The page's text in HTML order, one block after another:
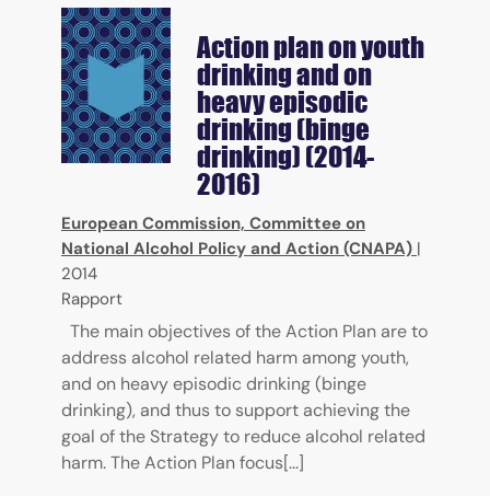
Action plan on youth
drinking and on
heavy episodic
drinking (binge
drinking) (2014-
2016)
European Commission, Committee on
National Alcohol Policy and Action (CNAPA) |
2014
Rapport
The main objectives of the Action Plan are to
address alcohol related harm among youth,
and on heavy episodic drinking (binge
drinking), and thus to support achieving the
goal of the Strategy to reduce alcohol related
harm. The Action Plan focus[...]